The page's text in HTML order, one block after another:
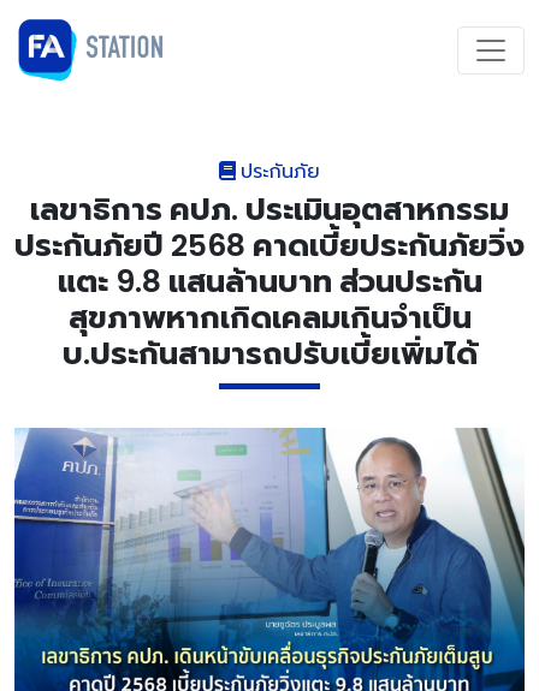
ประกันภัย
เลขาธิการ คปภ. ประเมินอุตสาหกรรม
ประกันภัยปี 2568 คาดเบี้ยประกันภัยวิ่ง
แตะ 9.8 แสนล้านบาท ส่วนประกัน
สุขภาพหากเกิดเคลมเกินจำเป็น
บ.ประกันสามารถปรับเบี้ยเพิ่มได้